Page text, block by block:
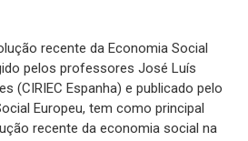
recente da Economia Social
pelos professores José Luís
(CIRIEC Espanha) e publicado pelo
Europeu, tem como principal
recente da economia social na